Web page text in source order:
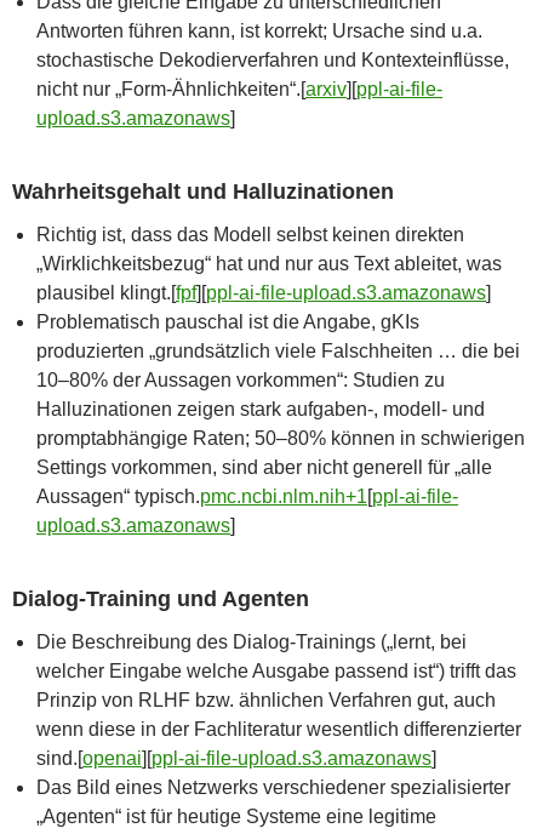
Antworten führen kann, ist korrekt; Ursache sind u.a.
stochastische Dekodierverfahren und Kontexteinflüsse,
nicht nur „Form-Ähnlichkeiten“.[arxiv]​[ppl-ai-file-
upload.s3.amazonaws]​
Wahrheitsgehalt und Halluzinationen
Richtig ist, dass das Modell selbst keinen direkten
„Wirklichkeitsbezug“ hat und nur aus Text ableitet, was
plausibel klingt.[fpf]​[ppl-ai-file-upload.s3.amazonaws]​
Problematisch pauschal ist die Angabe, gKIs
produzierten „grundsätzlich viele Falschheiten … die bei
10–80% der Aussagen vorkommen“: Studien zu
Halluzinationen zeigen stark aufgaben‑, modell- und
promptabhängige Raten; 50–80% können in schwierigen
Settings vorkommen, sind aber nicht generell für „alle
Aussagen“ typisch.pmc.ncbi.nlm.nih+1[ppl-ai-file-
upload.s3.amazonaws]​
Dialog-Training und Agenten
Die Beschreibung des Dialog-Trainings („lernt, bei
welcher Eingabe welche Ausgabe passend ist“) trifft das
Prinzip von RLHF bzw. ähnlichen Verfahren gut, auch
wenn diese in der Fachliteratur wesentlich differenzierter
sind.[openai]​[ppl-ai-file-upload.s3.amazonaws]​
Das Bild eines Netzwerks verschiedener spezialisierter
„Agenten“ ist für heutige Systeme eine legitime